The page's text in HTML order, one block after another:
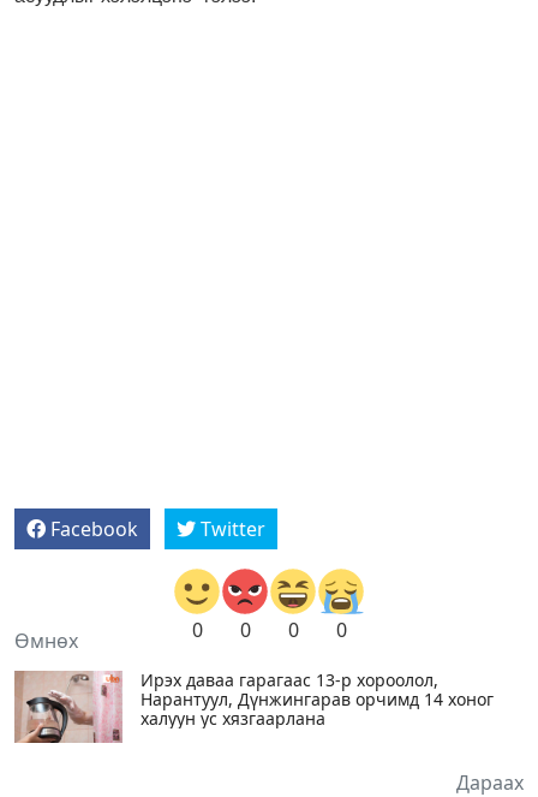
Facebook Twitter
0 0 0 0
Өмнөх
Ирэх даваа гарагаас 13-р хороолол,
Нарантуул, Дүнжингарав орчимд 14 хоног
халуун ус хязгаарлана
Дараах